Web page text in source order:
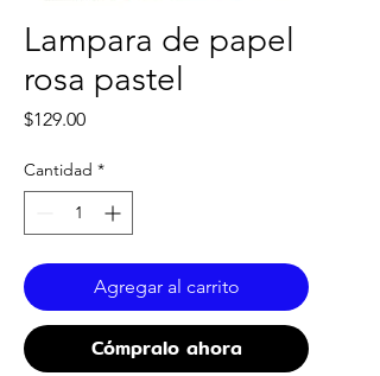
Lampara de papel
rosa pastel
$129.00Precio
Cantidad *
Agregar al carrito
Cómpralo ahora